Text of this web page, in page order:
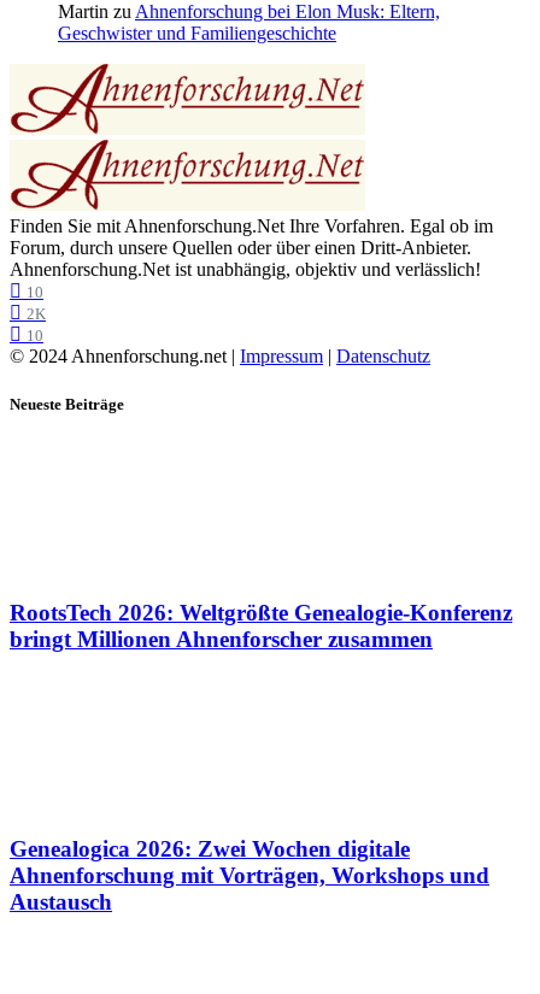
Martin zu Ahnenforschung bei Elon Musk: Eltern,
Geschwister und Familiengeschichte
Finden Sie mit Ahnenforschung.Net Ihre Vorfahren. Egal ob im
Forum, durch unsere Quellen oder über einen Dritt-Anbieter.
Ahnenforschung.Net ist unabhängig, objektiv und verlässlich!
10
2K
10
© 2024 Ahnenforschung.net | Impressum | Datenschutz
Neueste Beiträge
RootsTech 2026: Weltgrößte Genealogie-Konferenz
bringt Millionen Ahnenforscher zusammen
Genealogica 2026: Zwei Wochen digitale
Ahnenforschung mit Vorträgen, Workshops und
Austausch